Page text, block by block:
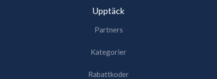
Upptäck
Partners
Kategorier
Rabattkoder